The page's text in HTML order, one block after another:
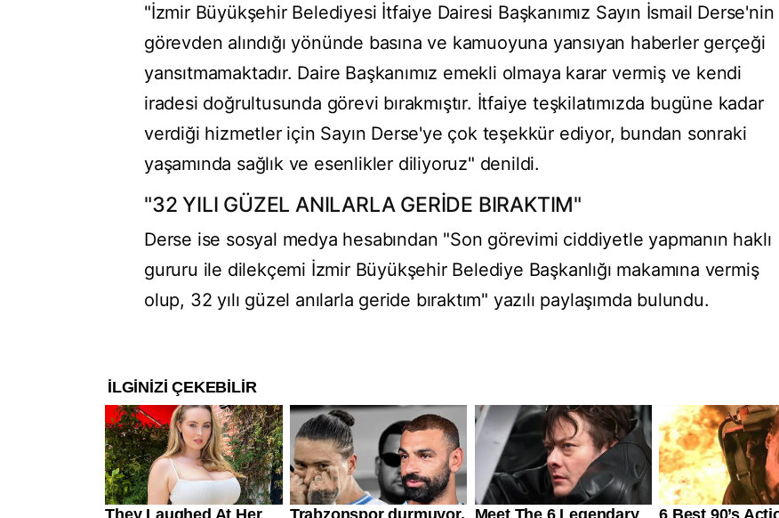
"İzmir Büyükşehir Belediyesi İtfaiye Dairesi Başkanımız Sayın İsmail Derse'nin
görevden alındığı yönünde basına ve kamuoyuna yansıyan haberler gerçeği
yansıtmamaktadır. Daire Başkanımız emekli olmaya karar vermiş ve kendi
iradesi doğrultusunda görevi bırakmıştır. İtfaiye teşkilatımızda bugüne kadar
verdiği hizmetler için Sayın Derse'ye çok teşekkür ediyor, bundan sonraki
yaşamında sağlık ve esenlikler diliyoruz" denildi.
"32 YILI GÜZEL ANILARLA GERİDE BIRAKTIM"
Derse ise sosyal medya hesabından "Son görevimi ciddiyetle yapmanın haklı
gururu ile dilekçemi İzmir Büyükşehir Belediye Başkanlığı makamına vermiş
olup, 32 yılı güzel anılarla geride bıraktım" yazılı paylaşımda bulundu.